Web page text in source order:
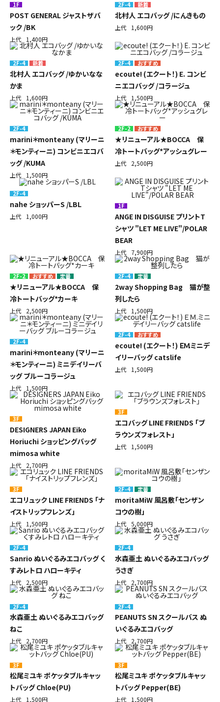
1F
POST GENERAL ジャストザバ
ック /BK
上代 1,400円
2F-4
北村人 エコバッグ /にんきもの
上代 1,600円
2F-4
北村人 エコバッグ /ゆかいなな
かま
上代 1,600円
2F-4
ecoute! (エクート！) E. コンビ
ニエコバッグ /コラージュ
上代 1,500円
2F-4
marini＊monteany (マリーニ
＊モンティーニ) コンビニエコバ
ッグ /KUMA
上代 1,500円
2F-2
★リニューアル★BOCCA 保
冷トートバッグ*アッシュグレー
上代 2,500円
2F-4
nahe ショッパーS /LBL
上代 1,000円
1F
ANGE IN DISGUISE プリントT
シャツ "LET ME LIVE"/POLAR
BEAR
上代 7,900円
2F-2 定番
★リニューアル★BOCCA 保
冷トートバッグ*カーキ
上代 2,500円
2F-4 定番
2way Shopping Bag 猫が整
列したら
上代 1,500円
2F-4
marini＊monteany (マリーニ
＊モンティーニ) ミニデイリーバ
ッグ ブルーコラージュ
上代 1,500円
2F-4
ecoute! (エクート！) ＥＭ.ミニデ
イリーバッグ catslife
上代 1,500円
3F
DESIGNERS JAPAN Eiko
Horiuchi ショッピングバッグ
mimosa white
上代 2,700円
3F
エコバッグ LINE FRIENDS 「ブ
ラウンズフォレスト」
上代 1,500円
3F
エコリュック LINE FRIENDS 「ナ
イストリップフレンズ」
上代 1,500円
2F-4 定番
moritaMiW 風呂敷「センザン
コウの樹」
上代 5,000円
2F-4
Sanrio ぬいぐるみエコバッグ く
すみレトロ ハローキティ
上代 2,500円
2F-4
水森亜土 ぬいぐるみエコバッグ
うさぎ
上代 2,700円
2F-4
水森亜土 ぬいぐるみエコバッグ
ねこ
上代 2,700円
2F-4
PEANUTS SN スクールバス ぬ
いぐるみエコバッグ
上代 2,700円
3F
松尾ミユキ ポケッタブルキャッ
トバッグ Chloe(PU)
上代 1,500円
3F
松尾ミユキ ポケッタブルキャッ
トバッグ Pepper(BE)
上代 1,500円